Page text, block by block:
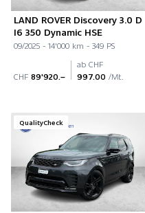
LAND ROVER Discovery 3.0 D
I6 350 Dynamic HSE
09/2025 - 14'000 km - 349 PS
CHF 89'920.–
ab CHF
997.00 /Mt.
QualityCheck